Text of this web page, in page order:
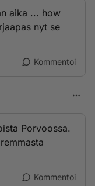
aika ... how
nyt se
Kommentoi
Porvoossa.
Kommentoi